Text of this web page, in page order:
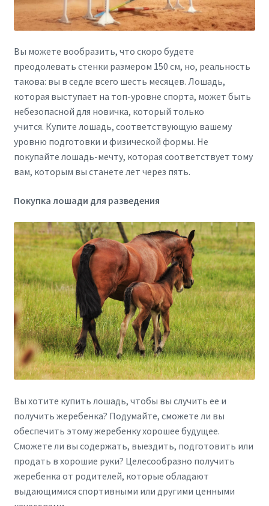
Вы можете вообразить, что скоро будете
преодолевать стенки размером 150 см, но, реальность
такова: вы в седле всего шесть месяцев. Лошадь,
которая выступает на топ-уровне спорта, может быть
небезопасной для новичка, который только
учится. Купите лошадь, соответствующую вашему
уровню подготовки и физической формы. Не
покупайте лошадь-мечту, которая соответствует тому
вам, которым вы станете лет через пять.
Покупка лошади для разведения
Вы хотите купить лошадь, чтобы вы случить ее и
получить жеребенка? Подумайте, сможете ли вы
обеспечить этому жеребенку хорошее будущее.
Сможете ли вы содержать, выездить, подготовить или
продать в хорошие руки? Целесообразно получить
жеребенка от родителей, которые обладают
выдающимися спортивными или другими ценными